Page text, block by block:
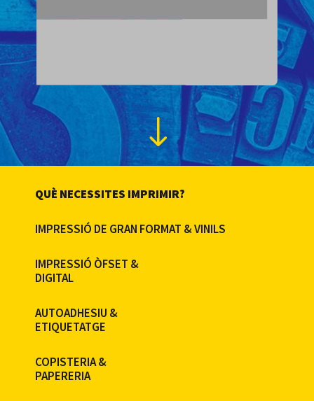
"
QUÈ NECESSITES IMPRIMIR?
IMPRESSIÓ DE GRAN FORMAT & VINILS
IMPRESSIÓ ÒFSET &
DIGITAL
AUTOADHESIU &
ETIQUETATGE
COPISTERIA &
PAPERERIA